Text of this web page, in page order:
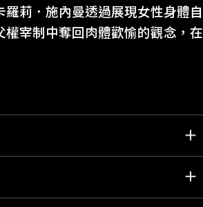
莉．施內曼透過展現女性身體自
宰制中奪回肉體歡愉的觀念，在